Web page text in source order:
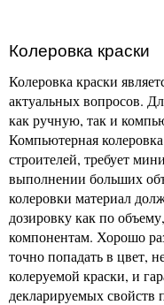
Колеровка краски
Колеровка краски
актуальных вопросов.
как ручную, так и
Компьютерная
строителей, требует
выполнении больших
колеровки материал
дозировку как по
компонентам. Хорошо
точно попадать в цвет,
колеруемой краски, и
декларируемых свойств